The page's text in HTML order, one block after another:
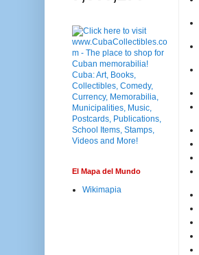
El Mapa del Mundo
Wikimapia